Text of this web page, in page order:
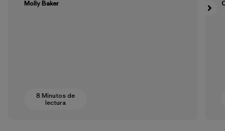
Molly Baker
8 Minutos de
lectura